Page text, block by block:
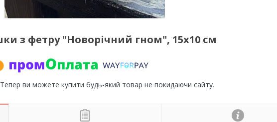
з фетру "Новорічний гном", 15х10 см
Тепер ви можете купити будь-який товар не покидаючи сайту.